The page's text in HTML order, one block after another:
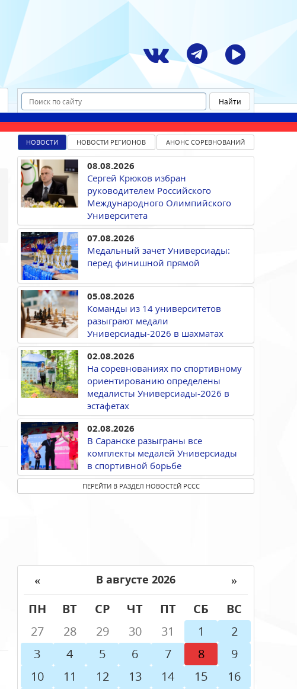
НОВОСТИ НОВОСТИ РЕГИОНОВ АНОНС СОРЕВНОВАНИЙ
08.08.2026
Сергей Крюков избран
руководителем Российского
Международного Олимпийского
Университета
07.08.2026
Медальный зачет Универсиады:
перед финишной прямой
05.08.2026
Команды из 14 университетов
разыграют медали
Универсиады-2026 в шахматах
02.08.2026
На соревнованиях по спортивному
ориентированию определены
медалисты Универсиады-2026 в
эстафетах
02.08.2026
В Саранске разыграны все
комплекты медалей Универсиады
в спортивной борьбе
ПЕРЕЙТИ В РАЗДЕЛ НОВОСТЕЙ РССС
« В августе 2026
»
ПН
ВТ СР ЧТ ПТ СБ
ВС
27
28 29 30 31 1
2
3
4 5 6 7 8
9
10
11 12 13 14 15
16